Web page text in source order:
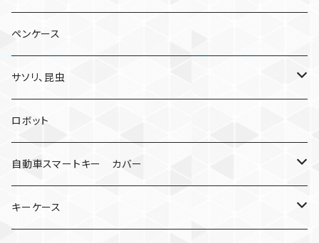
ペンケース
サソリ、昆虫
サソリ
クモ
ロボット
自動車スマートキー カバー
日産
キーケース